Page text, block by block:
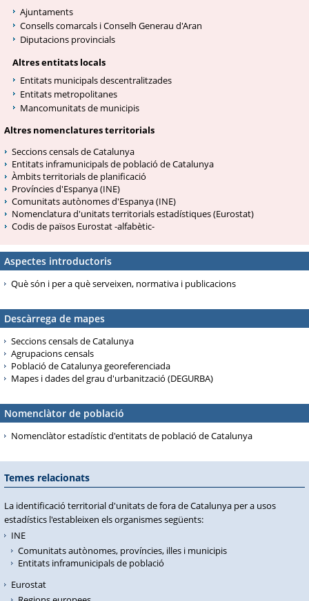
Ajuntaments
Consells comarcals i Conselh Generau d'Aran
Diputacions provincials
Altres entitats locals
Entitats municipals descentralitzades
Entitats metropolitanes
Mancomunitats de municipis
Altres nomenclatures territorials
Seccions censals de Catalunya
Entitats inframunicipals de població de Catalunya
Àmbits territorials de planificació
Províncies d'Espanya (INE)
Comunitats autònomes d'Espanya (INE)
Nomenclatura d'unitats territorials estadístiques (Eurostat)
Codis de països Eurostat -alfabètic-
Aspectes introductoris
Què són i per a què serveixen, normativa i publicacions
Descàrrega de mapes
Seccions censals de Catalunya
Agrupacions censals
Població de Catalunya georeferenciada
Mapes i dades del grau d'urbanització (DEGURBA)
Nomenclàtor de població
Nomenclàtor estadístic d'entitats de població de Catalunya
Temes relacionats
La identificació territorial d'unitats de fora de Catalunya per a usos
estadístics l'estableixen els organismes següents:
INE
Comunitats autònomes, províncies, illes i municipis
Entitats inframunicipals de població
Eurostat